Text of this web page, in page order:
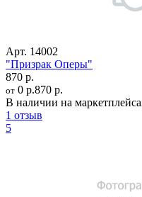
Арт. 14002
"Призрак Оперы"
870 р.
от 0 р.870 р.
В наличии на
1 отзыв
5